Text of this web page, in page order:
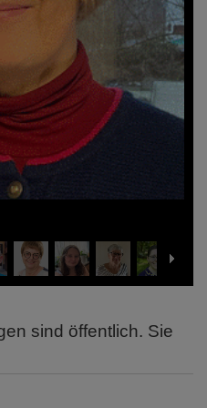
sind öffentlich. Sie